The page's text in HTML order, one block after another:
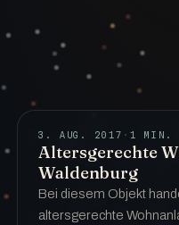
3. AUG. 2017 ·1 MIN.
Altersgerechte
Waldenburg
Bei diesem Objekt
altersgerechte